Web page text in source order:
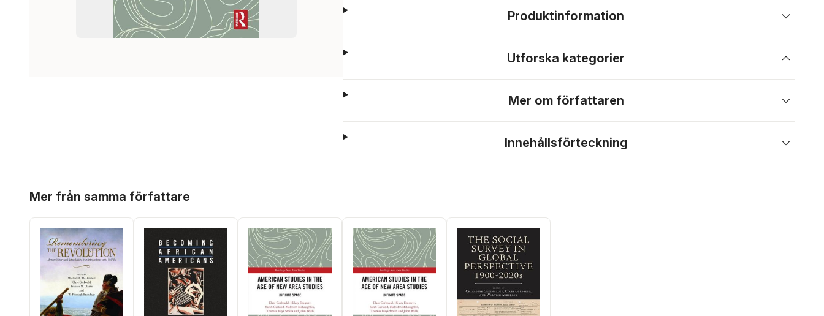
Produktinformation
Utforska kategorier
Mer om författaren
Innehållsförteckning
Mer från samma författare